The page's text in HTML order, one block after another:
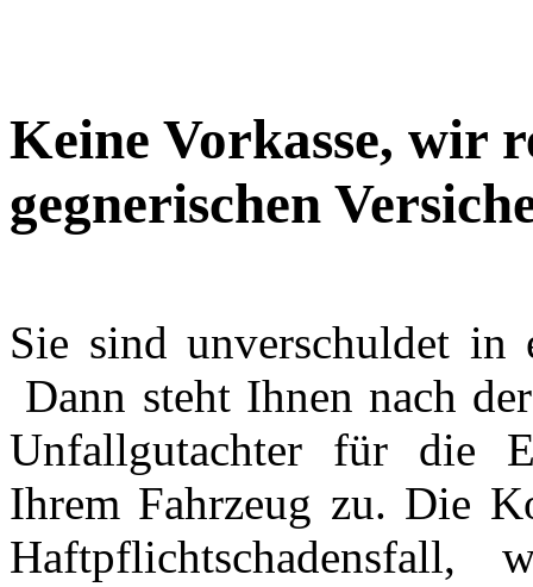
Keine Vorkasse, wir
gegnerischen
Sie sind unverschuldet in
Dann steht Ihnen nach
Unfallgutachter für die
Ihrem Fahrzeug zu. Die
Haftpflichtschadensfall,